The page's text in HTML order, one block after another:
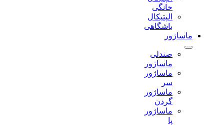
خانگی
الپتیکال
باشگاهی
ماساژور
صندلی
ماساژور
ماساژور
ماساژور
ماساژور